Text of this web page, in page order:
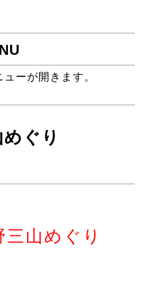
ーが開きます。
ぐり
山めぐり